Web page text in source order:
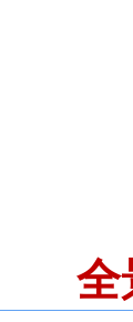
全